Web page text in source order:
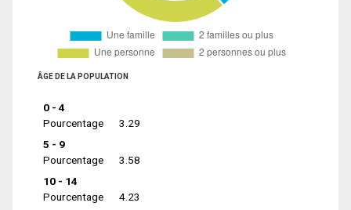
ÂGE DE LA POPULATION
0 - 4
Pourcentage
3.29
5 - 9
Pourcentage
3.58
10 - 14
Pourcentage
4.23